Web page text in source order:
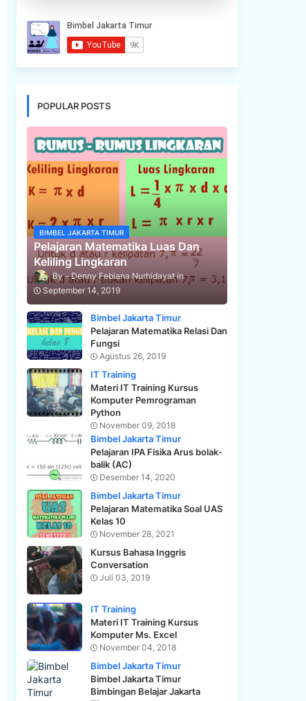
POPULAR POSTS
BIMBEL JAKARTA TIMUR
Pelajaran Matematika Luas Dan
Keliling Lingkaran
Denny Febiana Nurhidayat
September 14, 2019
Bimbel Jakarta Timur
Pelajaran Matematika Relasi Dan
Fungsi
Agustus 26, 2019
IT Training
Materi IT Training Kursus
Komputer Pemrograman
Python
November 09, 2018
Bimbel Jakarta Timur
Pelajaran IPA Fisika Arus bolak-
balik (AC)
Desember 14, 2020
Bimbel Jakarta Timur
Pelajaran Matematika Soal UAS
Kelas 10
November 28, 2021
Kursus Bahasa Inggris
Conversation
Juli 03, 2019
IT Training
Materi IT Training Kursus
Komputer Ms. Excel
November 04, 2018
Bimbel Jakarta Timur
Bimbel Jakarta Timur
Bimbingan Belajar Jakarta